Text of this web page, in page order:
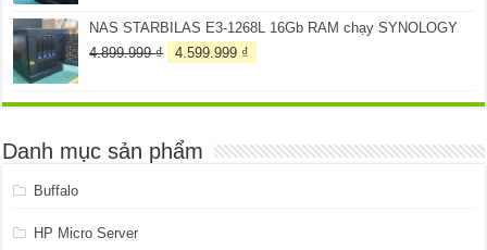
NAS STARBILAS E3-1268L 16Gb RAM chạy SYNOLOGY
4.899.999₫
Giá
4.899.999 ₫.
4.599.999 ₫
là:
Danh mục sản phẩm
Buffalo
HP Micro Server